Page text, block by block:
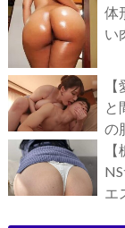
体
い
と
の
エ